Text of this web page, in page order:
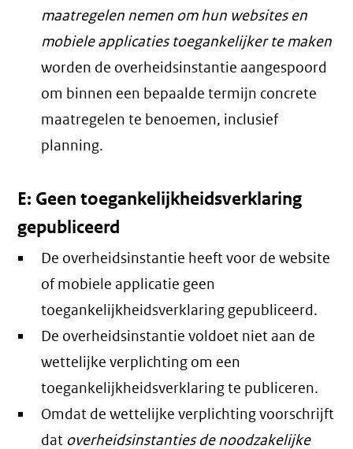
maatregelen nemen om hun websites en
mobiele applicaties toegankelijker te maken
worden de overheidsinstantie aangespoord
om binnen een bepaalde termijn concrete
maatregelen te benoemen, inclusief
planning.
E: Geen toegankelijkheidsverklaring
gepubliceerd
De overheidsinstantie heeft voor de website
of mobiele applicatie geen
toegankelijkheidsverklaring gepubliceerd.
De overheidsinstantie voldoet niet aan de
wettelijke verplichting om een
toegankelijkheidsverklaring te publiceren.
Omdat de wettelijke verplichting voorschrijft
dat overheidsinstanties de noodzakelijke